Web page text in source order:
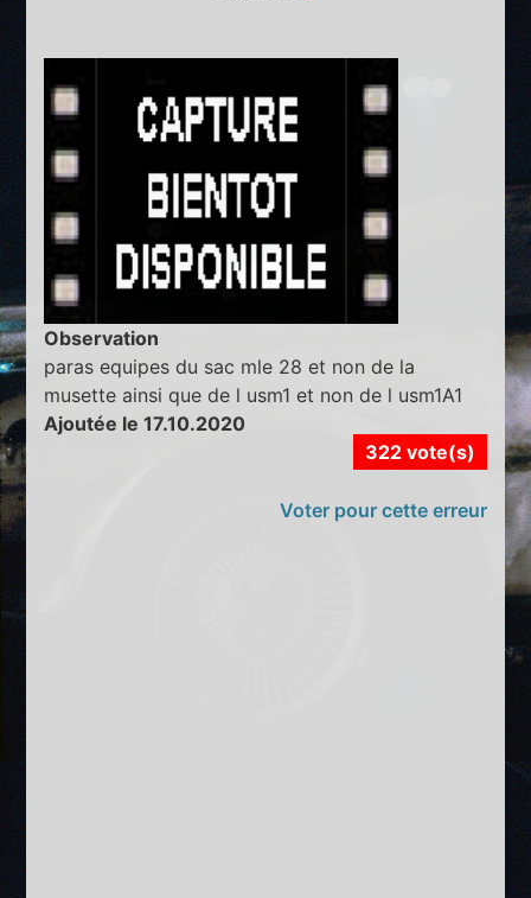
Observation
paras equipes du sac mle 28 et non de la
musette ainsi que de l usm1 et non de l usm1A1
Ajoutée le 17.10.2020
322 vote(s)
Voter pour cette erreur